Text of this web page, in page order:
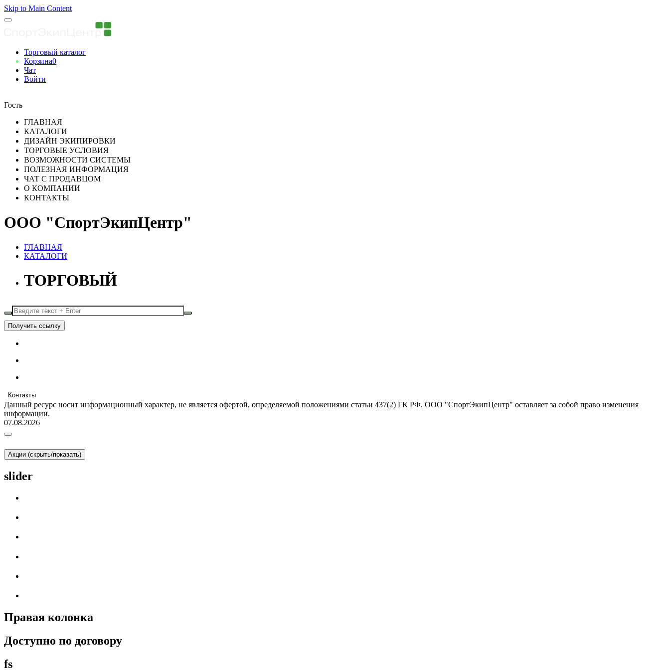
Skip to Main Content
Торговый каталог
Корзина0
Чат
Войти
Гость
ГЛАВНАЯ
КАТАЛОГИ
ДИЗАЙН ЭКИПИРОВКИ
ТОРГОВЫЕ УСЛОВИЯ
ВОЗМОЖНОСТИ СИСТЕМЫ
ПОЛЕЗНАЯ ИНФОРМАЦИЯ
ЧАТ С ПРОДАВЦОМ
О КОМПАНИИ
КОНТАКТЫ
ООО "СпортЭкипЦентр"
ГЛАВНАЯ
КАТАЛОГИ
ТОРГОВЫЙ
Получить ссылку
Контакты
Данный ресурс носит информационный характер, не является офертой, определяемой положениями статьи 437(2) ГК РФ. ООО "СпортЭкипЦентр" оставляет за собой право изменения
информации.
07.08.2026
Акции (скрыть/показать)
slider
Правая колонка
Доступно по договору
fs